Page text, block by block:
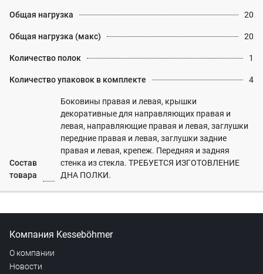
Общая нагрузка 20
Общая нагрузка (макс) 20
Количество полок 1
Количество упаковок в комплекте 4
Состав
товара
Боковины правая и левая, крышки
декоративные для направляющих правая и
левая, направляющие правая и левая, заглушки
передние правая и левая, заглушки задние
правая и левая, крепеж. Передняя и задняя
стенка из стекла. ТРЕБУЕТСЯ ИЗГОТОВЛЕНИЕ
ДНА ПОЛКИ.
Компания Kesseböhmer
О компании
Новости